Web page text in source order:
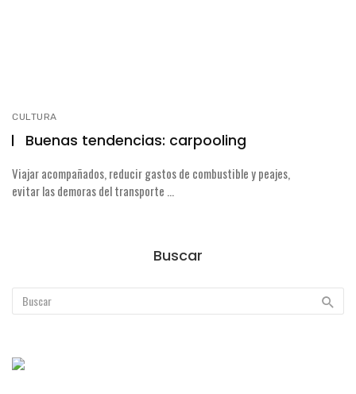
CULTURA
Buenas tendencias: carpooling
Viajar acompañados, reducir gastos de combustible y peajes,
evitar las demoras del transporte ...
Buscar